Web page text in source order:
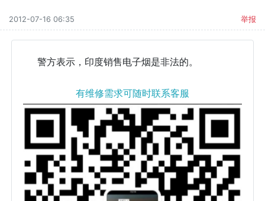
2012-07-16 06:35 举报
警方表示，印度销售电子烟是非法的。
有维修需求可随时联系客服